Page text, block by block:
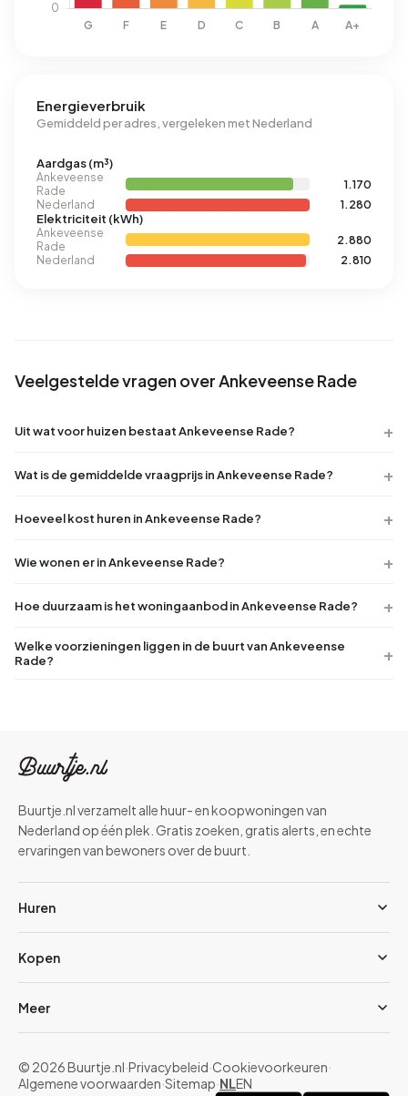
Energieverbruik
Gemiddeld per adres, vergeleken met Nederland
Aardgas (m³)
Ankeveense
Rade
1.170
Nederland
1.280
Elektriciteit (kWh)
Ankeveense
Rade
2.880
Nederland
2.810
Veelgestelde vragen over Ankeveense Rade
Uit wat voor huizen bestaat Ankeveense Rade?
Wat is de gemiddelde vraagprijs in Ankeveense Rade?
Hoeveel kost huren in Ankeveense Rade?
Wie wonen er in Ankeveense Rade?
Hoe duurzaam is het woningaanbod in Ankeveense Rade?
Welke voorzieningen liggen in de buurt van Ankeveense
Rade?
Buurtje.nl verzamelt alle huur- en koopwoningen van
Nederland op één plek. Gratis zoeken, gratis alerts, en echte
ervaringen van bewoners over de buurt.
Huren
Kopen
Meer
© 2026 Buurtje.nl·Privacybeleid·Cookievoorkeuren·
Algemene voorwaarden·Sitemap·NLEN